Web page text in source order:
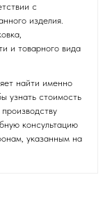
с
изделия.
и товарного вида
найти именно
узнать стоимость
консультацию
указанным на